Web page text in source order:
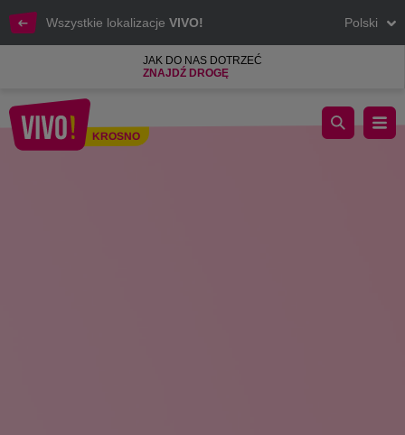
Wszystkie lokalizacje VIVO! Polski
JAK DO NAS DOTRZEĆ
ZNAJDŹ DROGĘ
KROSNO
Światowy tydzień karmienia piersią w VIVO! Krosno